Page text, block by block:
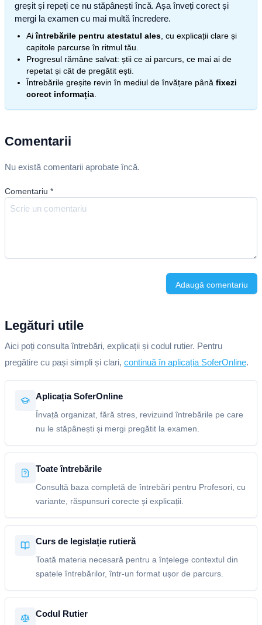
greșit și repeți ce nu stăpânești încă. Așa înveți corect și
mergi la examen cu mai multă încredere.
Aiîntrebările pentru atestatul ales , cu explicații clare și
capitole parcurse în ritmul tău.
Progresul rămâne salvat: știi ce ai parcurs, ce mai ai de
repetat și cât de pregătit ești.
Întrebările greșite revin în mediul de învățare până fixezi
corect informația
Comentarii
Nu există comentarii aprobate încă.
Comentariu *
Adaugă comentariu
Legături utile
Aici poți consulta întrebări, explicații și codul rutier. Pentru
pregătire cu pași simpli și clari, continuă în aplicația SoferOnline.
Aplicația SoferOnline
Învață organizat, fără stres, revizuind întrebările pe care
nu le stăpânești și mergi pregătit la examen.
Toate întrebările
Consultă baza completă de întrebări pentru Profesori, cu
variante, răspunsuri corecte și explicații.
Curs de legislație rutieră
Toată materia necesară pentru a înțelege contextul din
spatele întrebărilor, într-un format ușor de parcurs.
Codul Rutier